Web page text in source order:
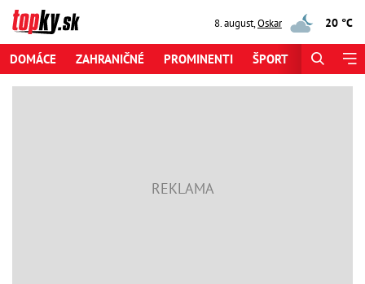
8. august,Oskar 20 °C
DOMÁCE ZAHRANIČNÉ PROMINENTI ŠPORT